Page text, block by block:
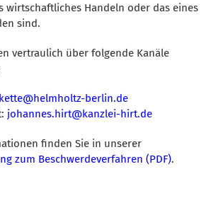
wirtschaftliches Handeln oder das eines
sind.
vertraulich über folgende Kanäle
berlin.de
johannes.hirt@kanzlei-hirt.de
finden Sie in unserer
zum Beschwerdeverfahren (PDF).